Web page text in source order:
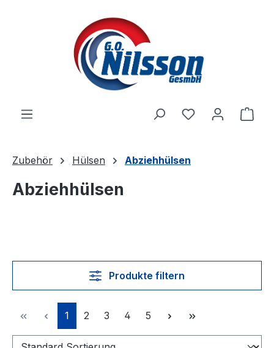
Zum Hauptinhalt springen
Zubehör Hülsen Abziehhülsen
Abziehhülsen
Produkte filtern
Seite
1 Seite
2 Seite
3 Seite
4 Seite
5